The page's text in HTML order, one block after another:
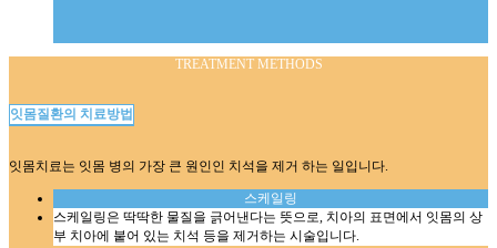
TREATMENT METHODS
잇몸질환의 치료방법
잇몸치료는 잇몸 병의 가장 큰 원인인 치석을 제거 하는 일입니다.
스케일링
스케일링은 딱딱한 물질을 긁어낸다는 뜻으로, 치아의 표면에서 잇몸의 상
부 치아에 붙어 있는 치석 등을 제거하는 시술입니다.